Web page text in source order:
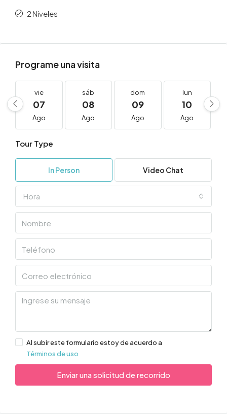
2 Niveles
Programe una visita
vie
07
Ago
sáb
08
Ago
dom
09
Ago
lun
10
Ago
Tour Type
In Person Video Chat
Hora
Al subir este formulario estoy de acuerdo a
Términos de uso
Enviar una solicitud de recorrido